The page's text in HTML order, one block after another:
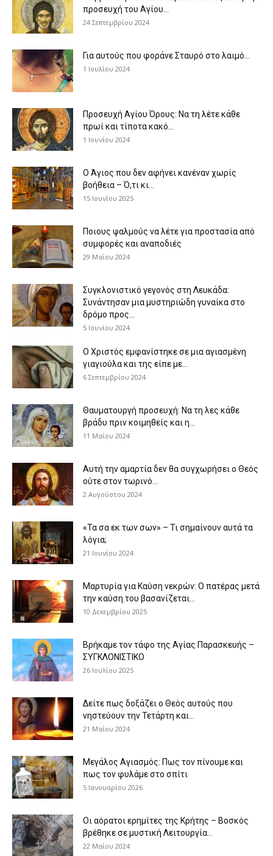
προσευχή του Αγίου...
24 Σεπτεμβρίου 2024
Για αυτούς που φοράνε Σταυρό στο λαιμό…
1 Ιουλίου 2024
Προσευχή Αγίου Όρους: Να τη λέτε κάθε
πρωί και τίποτα κακό...
1 Ιουνίου 2024
Ο Άγιος που δεν αφήνει κανέναν χωρίς
βοήθεια – Ό,τι κι...
15 Ιουνίου 2025
Ποιους ψαλμούς να λέτε για προστασία από
συμφορές και αναποδιές
29 Μαΐου 2024
Συγκλονιστικό γεγονός στη Λευκάδα:
Συνάντησαν μια μυστηριώδη γυναίκα στο
δρόμο προς...
5 Ιουνίου 2024
Ο Χριστός εμφανίστηκε σε μια αγιασμένη
γιαγιούλα και της είπε με...
6 Σεπτεμβρίου 2024
Θαυματουργή προσευχή: Να τη λες κάθε
βράδυ πριν κοιμηθείς και η...
11 Μαΐου 2024
Αυτή την αμαρτία δεν θα συγχωρήσει ο Θεός
ούτε στον τωρινό...
2 Αυγούστου 2024
«Τα σα εκ των σων» – Τι σημαίνουν αυτά τα
λόγια;
21 Ιουνίου 2024
Μαρτυρία για Καύση νεκρών: Ο πατέρας μετά
την καύση του βασανίζεται...
10 Δεκεμβρίου 2025
Βρήκαμε τον τάφο της Αγίας Παρασκευής –
ΣΥΓΚΛΟΝΙΣΤΙΚΟ
26 Ιουλίου 2025
Δείτε πως δοξάζει ο Θεός αυτούς που
νηστεύουν την Τετάρτη και...
21 Μαΐου 2024
Μεγάλος Αγιασμός: Πως τον πίνουμε και
πως τον φυλάμε στο σπίτι
5 Ιανουαρίου 2026
Οι αόρατοι ερημίτες της Κρήτης – Βοσκός
βρέθηκε σε μυστική Λειτουργία...
22 Μαΐου 2024